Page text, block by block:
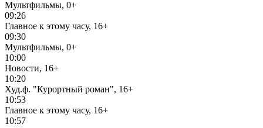
Мультфильмы, 0+
09:26
Главное к этому часу, 16+
09:30
Мультфильмы, 0+
10:00
Новости, 16+
10:20
Худ.ф. "Курортный роман", 16+
10:53
Главное к этому часу, 16+
10:57